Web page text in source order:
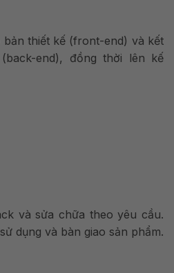
bản thiết kế (front-end) và kết
end), đồng thời lên kế
và sửa chữa theo yêu cầu.
dụng và bàn giao sản phẩm.